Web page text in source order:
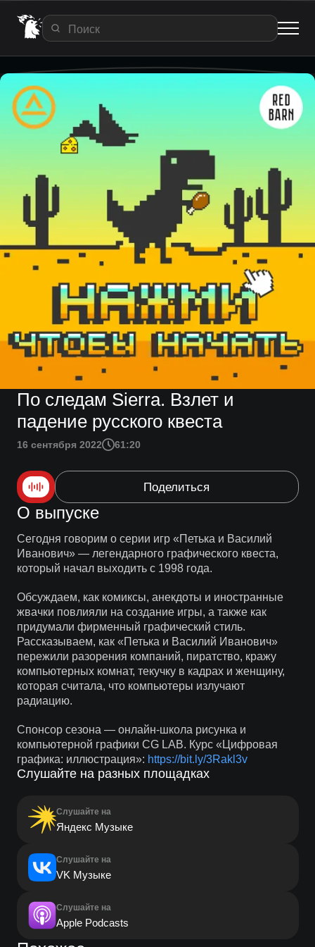
По следам Sierra. Взлет и
падение русского квеста
16 сентября 2022 61:20
Поделиться
О выпуске
Сегодня говорим о серии игр «Петька и Василий
Иванович» — легендарного графического квеста,
который начал выходить с 1998 года.
Обсуждаем, как комиксы, анекдоты и иностранные
жвачки повлияли на создание игры, а также как
придумали фирменный графический стиль.
Рассказываем, как «Петька и Василий Иванович»
пережили разорения компаний, пиратство, кражу
компьютерных комнат, текучку в кадрах и женщину,
которая считала, что компьютеры излучают
радиацию.
Спонсор сезона — онлайн-школа рисунка и
компьютерной графики CG LAB. Курс «Цифровая
графика: иллюстрация»: https://bit.ly/3Rakl3v
Слушайте на разных площадках
Слушайте на
Яндекс Музыке
Слушайте на
VK Музыке
Слушайте на
Apple Podcasts